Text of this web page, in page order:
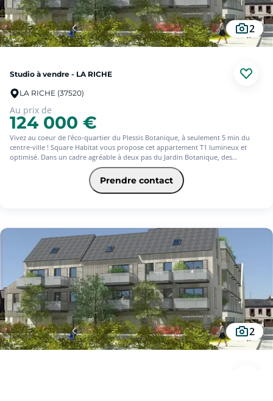
2
Studio à vendre - LA RICHE
LA RICHE (37520)
Au prix de
124 000 €
Vivez au coeur de l'éco-quartier du Plessis Botanique, à seulement 5 min du
centre-ville ! Square Habitat vous propose cet appartement T1 lumineux et
optimisé. Dans un cadre agréable à deux pas du Jardin Botanique, des
commerces, des transports et des établissements scolaires. Profitez d'un
quartier avec toutes les commodités à proximité.
Confort, lumière naturelle et bien-être au quotidien : tout a été imaginé pour
rendre votre vie plus facile et agréable.
Prendre contact
2